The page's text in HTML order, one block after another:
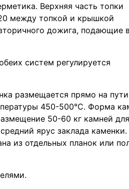
Верхняя часть топки
между топкой и крышкой
дожига, подающие
систем регулируется
размещается прямо на пути
450-500°C. Форма
50-60 кг камней
ярус заклада
из отдельных планок или